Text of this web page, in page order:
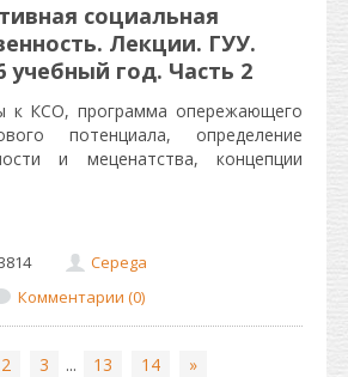
социальная
Лекции. ГУУ.
учебный год. Часть 2
к КСО, программа опережающего
потенциала, определение
и меценатства, концепции
Cepega
Комментарии (0)
2 3 ... 13 14 »